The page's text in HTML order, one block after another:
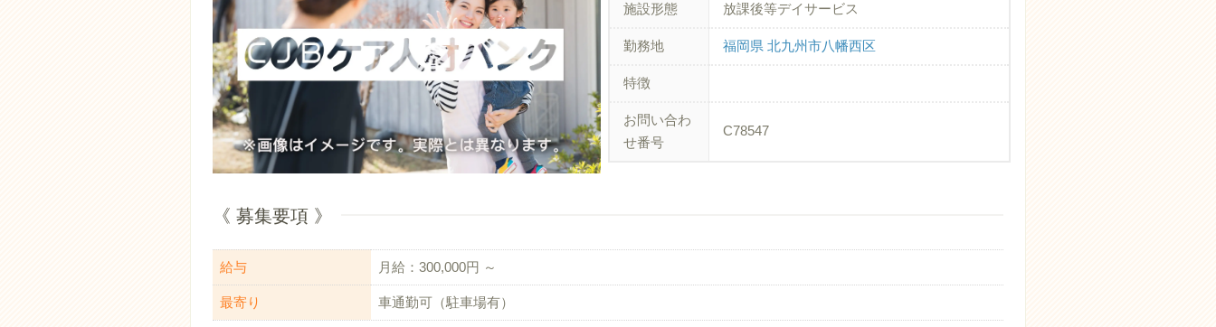
施設形態 放課後等デイサービス
勤務地 福岡県 北九州市八幡西区
特徴
お問い合わ
せ番号
C78547
《 募集要項 》
給与 月給：300,000円 ～
最寄り 車通勤可（駐車場有）